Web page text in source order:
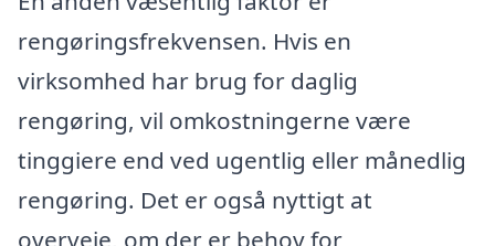
rengøringsfrekvensen. Hvis en
virksomhed har brug for daglig
rengøring, vil omkostningerne være
tinggiere end ved ugentlig eller månedlig
rengøring. Det er også nyttigt at
overveje, om der er behov for